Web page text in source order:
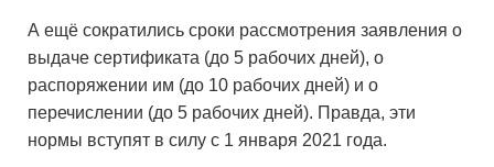
А ещё сократились сроки рассмотрения заявления о
выдаче сертификата (до 5 рабочих дней), о
распоряжении им (до 10 рабочих дней) и о
перечислении (до 5 рабочих дней). Правда, эти
нормы вступят в силу с 1 января 2021 года.